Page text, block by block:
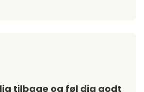
tilbage og føl dig godt